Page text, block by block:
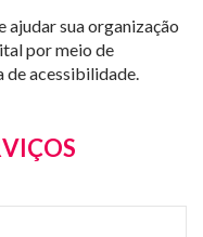
sua organização
por meio de
de acessibilidade.